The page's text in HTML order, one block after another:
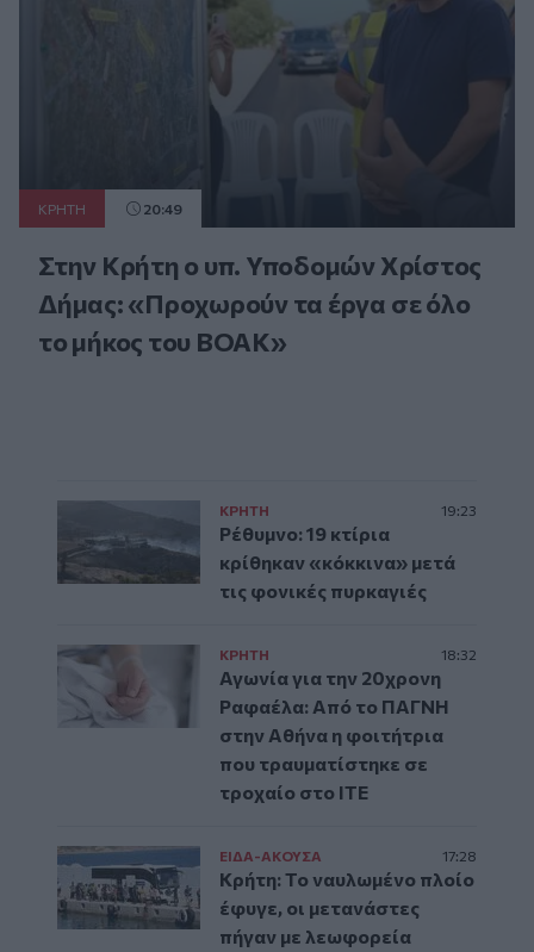
ΚΡΗΤΗ 20:49
Στην Κρήτη ο υπ. Υποδομών Χρίστος
Δήμας: «Προχωρούν τα έργα σε όλο
το μήκος του ΒΟΑΚ»
ΚΡΗΤΗ 19:23
Ρέθυμνο: 19 κτίρια
κρίθηκαν «κόκκινα» μετά
τις φονικές πυρκαγιές
ΚΡΗΤΗ 18:32
Αγωνία για την 20χρονη
Ραφαέλα: Από το ΠΑΓΝΗ
στην Αθήνα η φοιτήτρια
που τραυματίστηκε σε
τροχαίο στο ΙΤΕ
ΕΙΔΑ-ΑΚΟΥΣΑ 17:28
Κρήτη: Το ναυλωμένο πλοίο
έφυγε, οι μετανάστες
πήγαν με λεωφορεία